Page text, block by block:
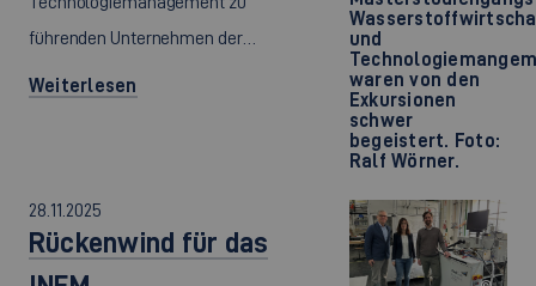
und
waren von den
Exkursionen
schwer
begeistert. Foto:
Ralf Wörner.
führenden Unternehmen der…
Weiterlesen
28.11.2025
Rückenwind für das